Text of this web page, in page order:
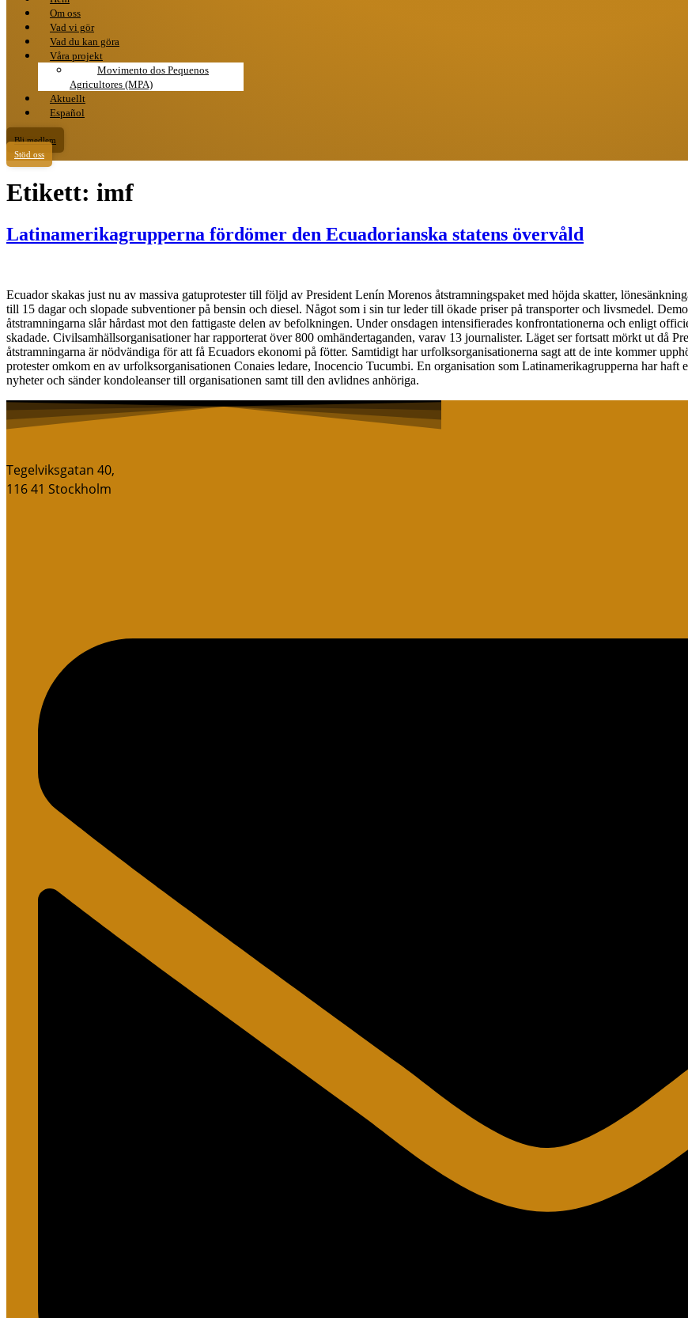
Om oss
Vad vi gör
Vad du kan göra
Våra projekt
Movimento dos Pequenos
Agricultores (MPA)
Aktuellt
Español
Bli medlem
Stöd oss
Etikett: imf
Latinamerikagrupperna fördömer den Ecuadorianska statens övervåld
Ecuador skakas just nu av massiva gatuprotester till följd av President Lenín Morenos åtstramningspaket med höjda skatter,
till 15 dagar och slopade subventioner på bensin och diesel. Något som i sin tur leder till ökade priser på transporter och livsmedel.
åtstramningarna slår hårdast mot den fattigaste delen av befolkningen. Under onsdagen intensifierades konfrontationerna och enligt
skadade. Civilsamhällsorganisationer har rapporterat över 800 omhändertaganden, varav 13 journalister. Läget ser fortsatt mörkt ut då
åtstramningarna är nödvändiga för att få Ecuadors ekonomi på fötter. Samtidigt har urfolksorganisationerna sagt att de inte kommer
protester omkom en av urfolksorganisationen Conaies ledare, Inocencio Tucumbi. En organisation som Latinamerikagrupperna har haft
nyheter och sänder kondoleanser till organisationen samt till den avlidnes anhöriga.
Tegelviksgatan 40,
116 41 Stockholm